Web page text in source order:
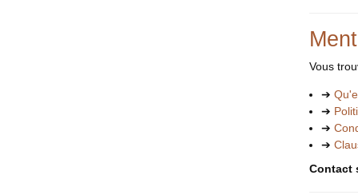
Vous
➔
➔
➔
➔
Contact